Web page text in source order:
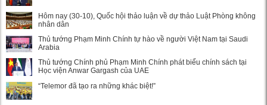
Hôm nay (30-10), Quốc hội thảo luận về dự thảo Luật Phòng không
nhân dân
Thủ tướng Phạm Minh Chính tự hào về người Việt Nam tại Saudi
Arabia
Thủ tướng Chính phủ Phạm Minh Chính phát biểu chính sách tại
Học viện Anwar Gargash của UAE
“Telemor đã tạo ra những khác biệt!”